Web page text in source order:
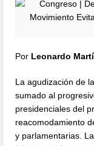
Por Leonardo
La agudización de
sumado al
presidenciales del
reacomodamiento
y parlamentarias.